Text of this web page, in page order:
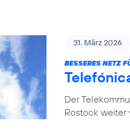
31. März 2026
BESSERES NETZ
Der
Rostock weiter